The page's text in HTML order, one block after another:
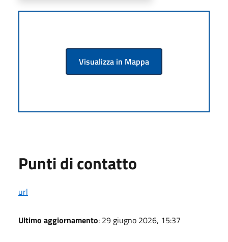
Visualizza in Mappa
Punti di contatto
url
Ultimo aggiornamento: 29 giugno 2026, 15:37